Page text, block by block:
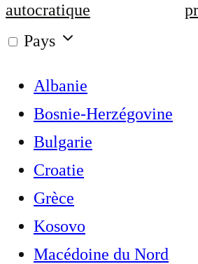
autocratique
Pays
Albanie
Bosnie-Herzégovine
Bulgarie
Croatie
Grèce
Kosovo
Macédoine du Nord